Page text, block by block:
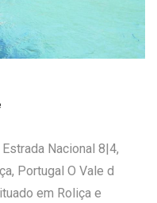
Nacional 8|4,
Portugal O Vale d
em Roliça e